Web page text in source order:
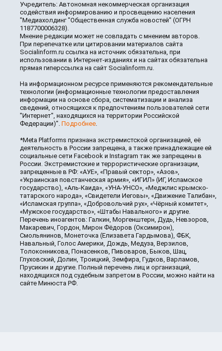
Учредитель: Автономная некоммерческая организация
содействия информированию и просвещению населения
"Медиахолдинг "Общественная служба новостей" (ОГРН
1187700006328).
Мнение редакции может не совпадать с мнением авторов.
При перепечатке или цитировании материалов сайта
Socialinform.ru ссылка на источник обязательна, при
использовании в Интернет-изданиях и на сайтах обязательна
прямая гиперссылка на сайт Socialinform.ru.
На информационном ресурсе применяются рекомендательные
технологии (информационные технологии предоставления
информации на основе сбора, систематизации и анализа
сведений, относящихся к предпочтениям пользователей сети
"Интернет", находящихся на территории Российской
Федерации)". Подробнее.
*Meta Platforms признана экстремистской организацией, её
деятельность в России запрещена, а также принадлежащие ей
социальные сети Facebook и Instagram так же запрещены в
России. Экстремистские и террористические организации,
запрещенные в РФ: «АУЕ», «Правый сектор», «Азов»,
«Украинская повстанческая армия», «ИГИЛ» (ИГ, Исламское
государство), «Аль-Каида», «УНА-УНСО», «Меджлис крымско-
татарского народа», «Свидетели Иеговы», «Движение Талибан»,
«Исламская группа», «Добровольчий рух», «Чёрный комитет»,
«Мужское государство», «Штабы Навального» и другие.
Перечень иноагентов: Галкин, Моргенштерн, Дудь, Невзоров,
Макаревич, Гордон, Мирон Фёдоров (Оксимирон),
Смольянинов, Монеточка (Елизавета Гардымова), ФБК,
Навальный, Голос Америки, Дождь, Медуза, Верзилов,
Толоконникова, Понасенков, Пивоваров, Быков, Шац,
Глуховский, Долин, Троицкий, Земфира, Гудков, Варламов,
Прусикин и другие. Полный перечень лиц и организаций,
находящихся под судебным запретом в России, можно найти на
сайте Минюста РФ.